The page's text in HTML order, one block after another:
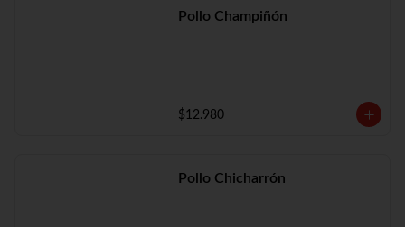
Pollo Champiñón
$12.980
Pollo Chicharrón